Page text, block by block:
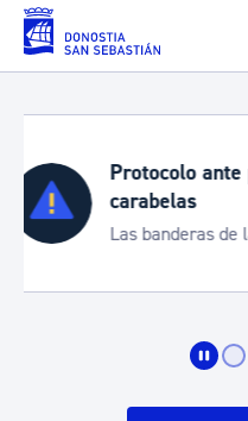
Saltar al contenido principal
Semana
Cortes
de